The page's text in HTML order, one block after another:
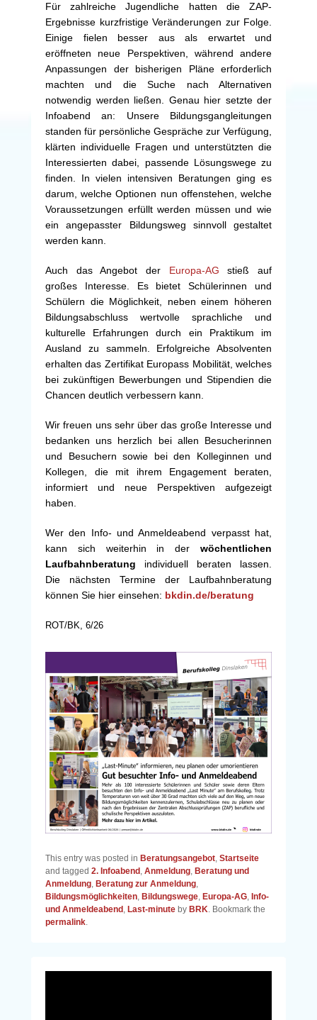
Für zahlreiche Jugendliche hatten die ZAP-
Ergebnisse kurzfristige Veränderungen zur Folge.
Einige fielen besser aus als erwartet und
eröffneten neue Perspektiven, während andere
Anpassungen der bisherigen Pläne erforderlich
machten und die Suche nach Alternativen
notwendig werden ließen. Genau hier setzte der
Infoabend an: Unsere Bildungsgangleitungen
standen für persönliche Gespräche zur Verfügung,
klärten individuelle Fragen und unterstützten die
Interessierten dabei, passende Lösungswege zu
finden. In vielen intensiven Beratungen ging es
darum, welche Optionen nun offenstehen, welche
Voraussetzungen erfüllt werden müssen und wie
ein angepasster Bildungsweg sinnvoll gestaltet
werden kann.
Auch das Angebot der Europa-AG stieß auf
großes Interesse. Es bietet Schülerinnen und
Schülern die Möglichkeit, neben einem höheren
Bildungsabschluss wertvolle sprachliche und
kulturelle Erfahrungen durch ein Praktikum im
Ausland zu sammeln. Erfolgreiche Absolventen
erhalten das Zertifikat Europass Mobilität, welches
bei zukünftigen Bewerbungen und Stipendien die
Chancen deutlich verbessern kann.
Wir freuen uns sehr über das große Interesse und
bedanken uns herzlich bei allen Besucherinnen
und Besuchern sowie bei den Kolleginnen und
Kollegen, die mit ihrem Engagement beraten,
informiert und neue Perspektiven aufgezeigt
haben.
Wer den Info- und Anmeldeabend verpasst hat,
kann sich weiterhin in der wöchentlichen
Laufbahnberatung individuell beraten lassen.
Die nächsten Termine der Laufbahnberatung
können Sie hier einsehen: bkdin.de/beratung
ROT/BK, 6/26
This entry was posted in Beratungsangebot Startseite
and tagged 2. Infoabend Anmeldung Beratung und
Anmeldung Beratung zur Anmeldung
Bildungsmöglichkeiten Bildungswege Europa-AG Info-
und Anmeldeabend Last-minute by BRK . Bookmark the
permalink